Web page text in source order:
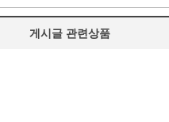
게시글 관련상품